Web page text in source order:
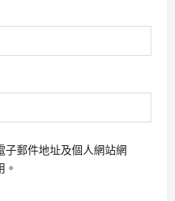
子郵件地址及個人網站網